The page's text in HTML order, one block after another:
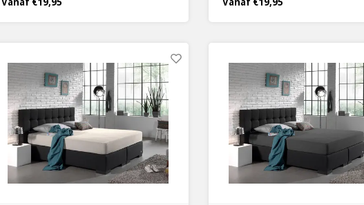
toevoeging zijn aan je beddengoed
collectie! Het is een zeer sterk vocht
toevoeging zijn aan je beddengoed
collectie! Het is een zeer sterk vocht